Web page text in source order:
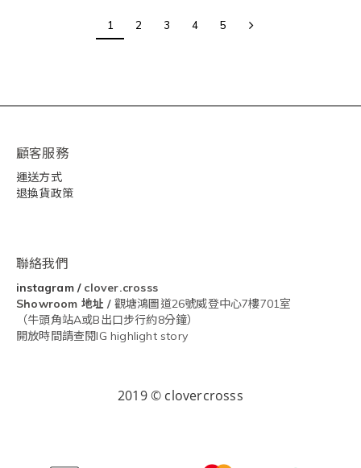
1 2 3 4 5
顧客服務
運送方式
退換貨政策
聯絡我們
instagram/ clover.crosss
Showroom 地址 / 觀塘鴻圖道26號威登中心7樓701室
（牛頭角站A或B出口步行約8分鐘）
開放時間請查閱IG highlight story
2019 © clovercrosss